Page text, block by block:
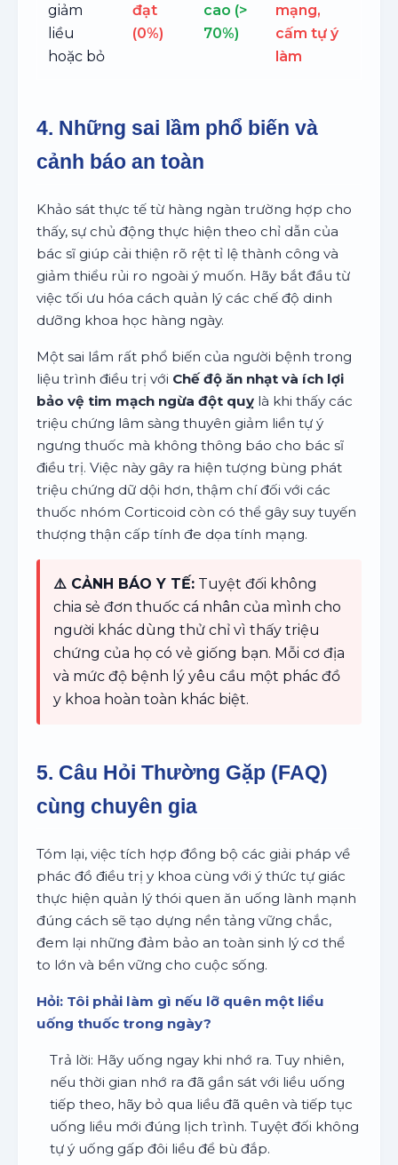
giảm
liều
hoặc bỏ
đạt
(0%)
cao (>
70%)
mạng,
cấm tự ý
làm
4. Những sai lầm phổ biến và
cảnh báo an toàn
Khảo sát thực tế từ hàng ngàn trường hợp cho
thấy, sự chủ động thực hiện theo chỉ dẫn của
bác sĩ giúp cải thiện rõ rệt tỉ lệ thành công và
giảm thiểu rủi ro ngoài ý muốn. Hãy bắt đầu từ
việc tối ưu hóa cách quản lý các chế độ dinh
dưỡng khoa học hàng ngày.
Một sai lầm rất phổ biến của người bệnh trong
liệu trình điều trị với Chế độ ăn nhạt và ích lợi
bảo vệ tim mạch ngừa đột quỵ là khi thấy các
triệu chứng lâm sàng thuyên giảm liền tự ý
ngưng thuốc mà không thông báo cho bác sĩ
điều trị. Việc này gây ra hiện tượng bùng phát
triệu chứng dữ dội hơn, thậm chí đối với các
thuốc nhóm Corticoid còn có thể gây suy tuyến
thượng thận cấp tính đe dọa tính mạng.
⚠️ CẢNH BÁO Y TẾ: Tuyệt đối không
chia sẻ đơn thuốc cá nhân của mình cho
người khác dùng thử chỉ vì thấy triệu
chứng của họ có vẻ giống bạn. Mỗi cơ địa
và mức độ bệnh lý yêu cầu một phác đồ
y khoa hoàn toàn khác biệt.
5. Câu Hỏi Thường Gặp (FAQ)
cùng chuyên gia
Tóm lại, việc tích hợp đồng bộ các giải pháp về
phác đồ điều trị y khoa cùng với ý thức tự giác
thực hiện quản lý thói quen ăn uống lành mạnh
đúng cách sẽ tạo dựng nền tảng vững chắc,
đem lại những đảm bảo an toàn sinh lý cơ thể
to lớn và bền vững cho cuộc sống.
Hỏi: Tôi phải làm gì nếu lỡ quên một liều
uống thuốc trong ngày?
Trả lời: Hãy uống ngay khi nhớ ra. Tuy nhiên,
nếu thời gian nhớ ra đã gần sát với liều uống
tiếp theo, hãy bỏ qua liều đã quên và tiếp tục
uống liều mới đúng lịch trình. Tuyệt đối không
tự ý uống gấp đôi liều để bù đắp.